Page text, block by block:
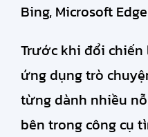
Bing, Microsoft
Trước khi đổi
ứng dụng trò
từng dành nhiều
bên trong công cụ